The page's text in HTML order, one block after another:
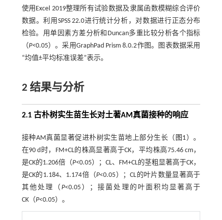
使用Excel 2019整理所有试验数据及隶属函数模糊综合评价
数据。利用SPSS 22.0进行统计分析，对数据进行正态分布
检验。用单因素方差分析和Duncan多重比较分析各个指标
（P<0.05）。采用GraphPad Prism 8.0.2作图。图表数据采用
“均值±平均标准误差”表示。
2结果与分析
2.1 古朴树实生苗生长对土著AM真菌接种的响应
接种AM真菌显著促进朴树实生苗地上部分生长（ 图1）。
在90 d时，FM+CL的株高显著高于CK，平均株高75.46 cm，
是CK的1.206倍（P<0.05）；CL、FM+CL的茎粗显著高于CK，
是CK的1.184、1.174倍（P<0.05）；CL的叶片数量显著高于
其他处理（P<0.05）；接菌处理的叶面积均显著高于
CK（P<0.05）。